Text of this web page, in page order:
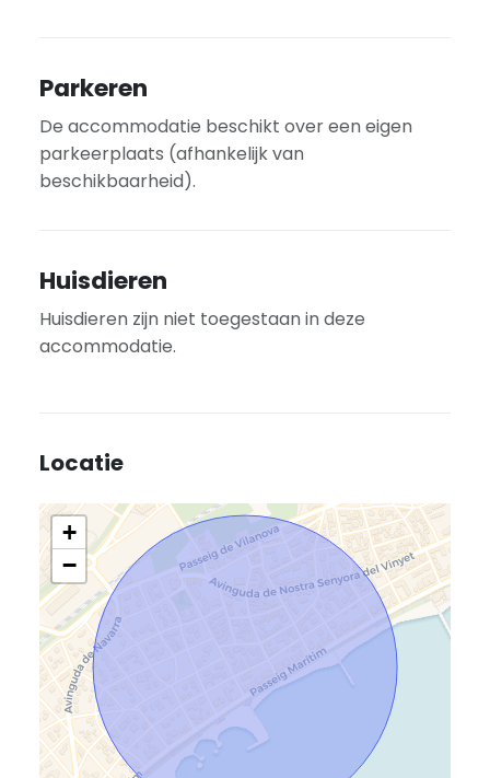
Parkeren
De accommodatie beschikt over een eigen
parkeerplaats (afhankelijk van
beschikbaarheid).
Huisdieren
Huisdieren zijn niet toegestaan in deze
accommodatie.
Locatie
+
−